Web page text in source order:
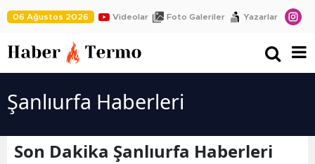
06 Ağustos 2026 Videolar Foto Galeriler Yazarlar
Şanlıurfa Haberleri
Son Dakika Şanlıurfa Haberleri